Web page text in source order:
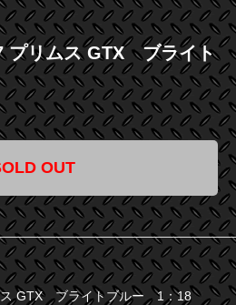
プリムス GTX ブライト
OUT
ス GTX ブライトブルー 1：18